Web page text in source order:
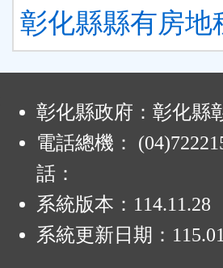
彰化縣縣有房地
彰化縣政府：彰化縣
電話總機：
話：
系統版本： 114.11.28
系統更新日期：